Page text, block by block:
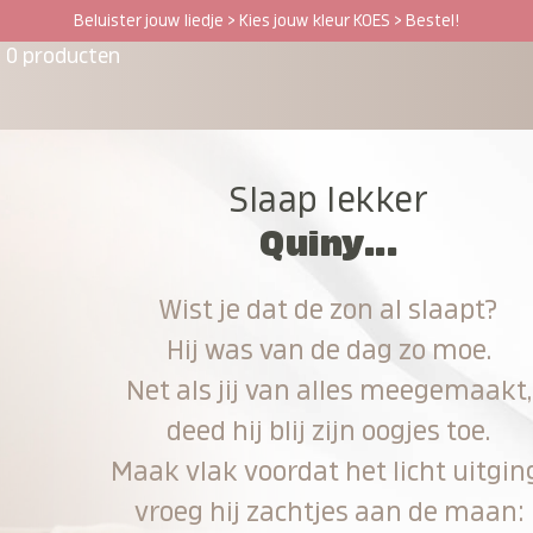
Beluister jouw liedje > Kies jouw kleur KOES > Bestel!
0 producten
Slaap lekker
Quiny...
Wist je dat de zon al slaapt?
Hij was van de dag zo moe.
Net als jij van alles meegemaakt,
deed hij blij zijn oogjes toe.
Maak vlak voordat het licht
vroeg hij zachtjes aan de maan: